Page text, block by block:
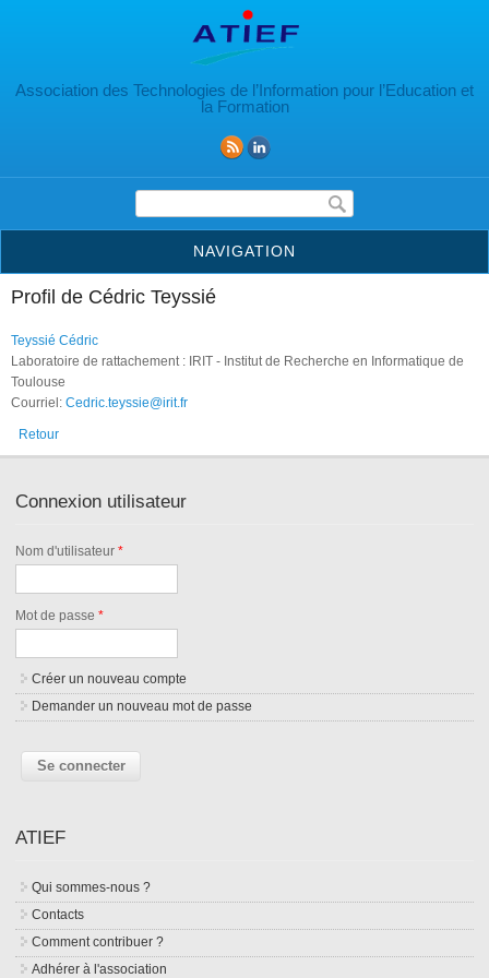
Association des Technologies de l’Information pour l’Education et
la Formation
Formulaire de recherche
NAVIGATION
Profil de Cédric Teyssié
Teyssié Cédric
Laboratoire de rattachement : IRIT - Institut de Recherche en Informatique de
Toulouse
Courriel: Cedric.teyssie@irit.fr
Retour
Connexion utilisateur
Nom d'utilisateur*
Mot de passe*
Créer un nouveau compte
Demander un nouveau mot de passe
ATIEF
Qui sommes-nous ?
Contacts
Comment contribuer ?
Adhérer à l'association